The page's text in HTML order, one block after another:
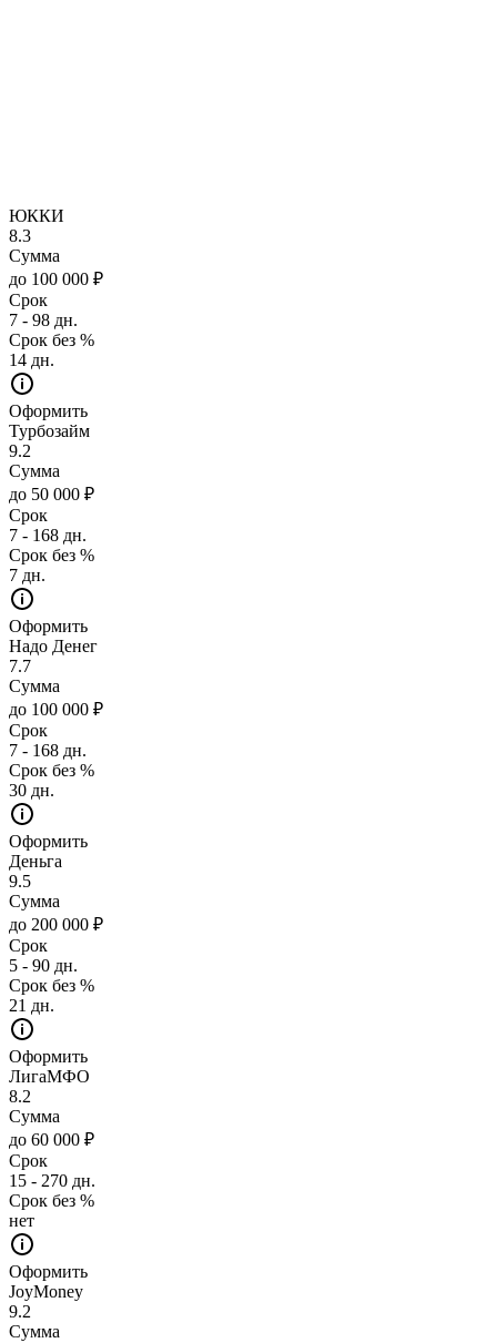
ЮККИ
8.3
Сумма
до 100 000 ₽
Срок
7 - 98 дн.
Срок без %
14 дн.
Оформить
Турбозайм
9.2
Сумма
до 50 000 ₽
Срок
7 - 168 дн.
Срок без %
7 дн.
Оформить
Надо Денег
7.7
Сумма
до 100 000 ₽
Срок
7 - 168 дн.
Срок без %
30 дн.
Оформить
Деньга
9.5
Сумма
до 200 000 ₽
Срок
5 - 90 дн.
Срок без %
21 дн.
Оформить
ЛигаМФО
8.2
Сумма
до 60 000 ₽
Срок
15 - 270 дн.
Срок без %
нет
Оформить
JoyMoney
9.2
Сумма